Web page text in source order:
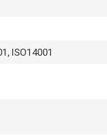
ISO14001